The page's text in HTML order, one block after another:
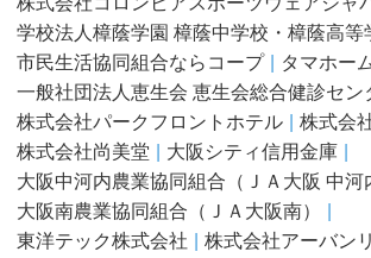
学校法人樟蔭学園 樟蔭中学校・樟蔭高等
市民生活協同組合ならコープ
タマホー
一般社団法人恵生会 恵生会総合健診セン
株式会社パークフロントホテル
株式会
株式会社尚美堂
大阪シティ信用金庫
大阪中河内農業協同組合（ＪＡ大阪 中河
大阪南農業協同組合（ＪＡ大阪南）
東洋テック株式会社
株式会社アーバン